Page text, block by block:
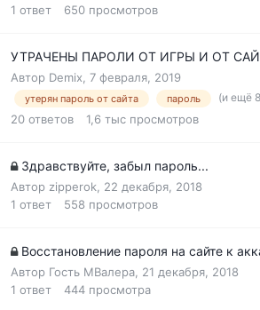
1 ответ 650 просмотров
УТРАЧЕНЫ ПАРОЛИ ОТ ИГРЫ И ОТ
Автор Demix 7 февраля, 2019
утерян пароль от сайта пароль (и ещё
20 ответов 1,6 тыс просмотров
Здравствуйте, забыл пароль...
Автор zipperok
22 декабря, 2018
1 ответ 558 просмотров
Восстановление пароля на сайте к
Автор Гость МВалера, 21 декабря, 2018
1 ответ 444 просмотра